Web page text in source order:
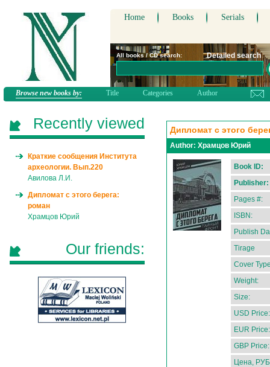
Home Books Serials
All books / CD search: Detailed search
Browse new books by: Title Categories Author
Дипломат с этого
Author: Храмцов Юрий
Book ID:
Publisher:
Pages #:
ISBN:
Publish
Tirage
Cover
Weight:
Size:
USD Price:
EUR Price:
GBP Price:
Цена,
Recently viewed
Краткие сообщения Института
археологии. Вып.220
Авилова Л.И.
Дипломат с этого берега:
роман
Храмцов Юрий
Our friends: